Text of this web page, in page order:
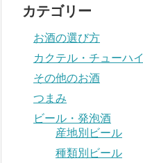
カテゴリー
お酒の選び方
カクテル・チューハイ
その他のお酒
つまみ
ビール・発泡酒
産地別ビール
種類別ビール